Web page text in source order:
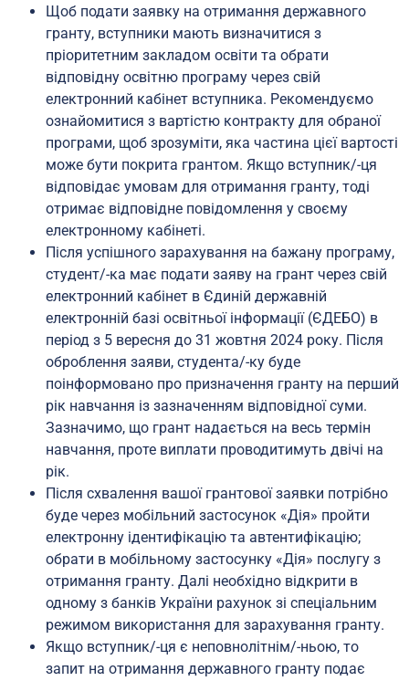
Щоб подати заявку на отримання державного
гранту, вступники мають визначитися з
пріоритетним закладом освіти та обрати
відповідну освітню програму через свій
електронний кабінет вступника. Рекомендуємо
ознайомитися з вартістю контракту для обраної
програми, щоб зрозуміти, яка частина цієї вартості
може бути покрита грантом. Якщо вступник/-ця
відповідає умовам для отримання гранту, тоді
отримає відповідне повідомлення у своєму
електронному кабінеті.
Після успішного зарахування на бажану програму,
студент/-ка має подати заяву на грант через свій
електронний кабінет в Єдиній державній
електронній базі освітньої інформації (ЄДЕБО) в
період з 5 вересня до 31 жовтня 2024 року. Після
оброблення заяви, студента/-ку буде
поінформовано про призначення гранту на перший
рік навчання із зазначенням відповідної суми.
Зазначимо, що грант надається на весь термін
навчання, проте виплати проводитимуть двічі на
рік.
Після схвалення вашої грантової заявки потрібно
буде через мобільний застосунок «Дія» пройти
електронну ідентифікацію та автентифікацію;
обрати в мобільному застосунку «Дія» послугу з
отримання гранту. Далі необхідно відкрити в
одному з банків України рахунок зі спеціальним
режимом використання для зарахування гранту.
Якщо вступник/-ця є неповнолітнім/-ньою, то
запит на отримання державного гранту подає